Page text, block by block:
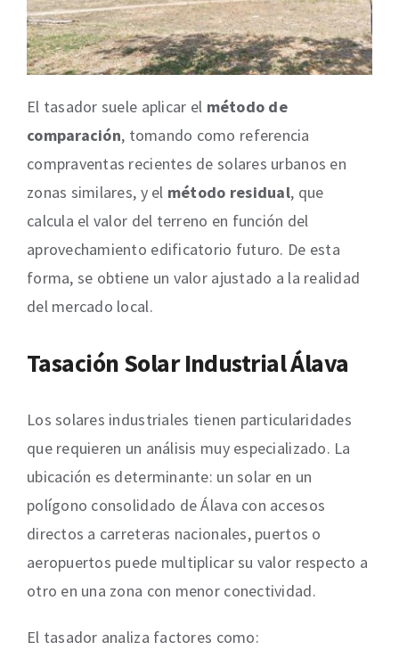
El tasador suele aplicar el método de
comparación, tomando como referencia
compraventas recientes de solares urbanos en
zonas similares, y el método residual, que
calcula el valor del terreno en función del
aprovechamiento edificatorio futuro. De esta
forma, se obtiene un valor ajustado a la realidad
del mercado local.
Tasación Solar Industrial Álava
Los solares industriales tienen particularidades
que requieren un análisis muy especializado. La
ubicación es determinante: un solar en un
polígono consolidado de Álava con accesos
directos a carreteras nacionales, puertos o
aeropuertos puede multiplicar su valor respecto a
otro en una zona con menor conectividad.
El tasador analiza factores como: